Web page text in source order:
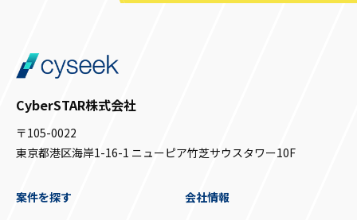
CyberSTAR株式会社
〒105-0022
東京都港区海岸1-16-1 ニューピア竹芝サウスタワー10F
案件を探す
会社情報